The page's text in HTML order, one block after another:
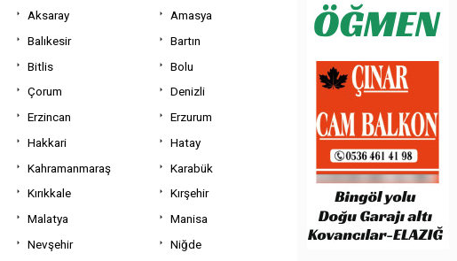
Aksaray
Amasya
Balıkesir
Bartın
Bitlis
Bolu
Çorum
Denizli
Erzincan
Erzurum
Hakkari
Hatay
Kahramanmaraş
Karabük
Kırıkkale
Kırşehir
Malatya
Manisa
Nevşehir
Niğde